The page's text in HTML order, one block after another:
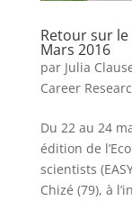
Retour sur le
Mars 2016
par Julia
Career
Du 22 au 24
édition de
scientists
Chizé (79), à